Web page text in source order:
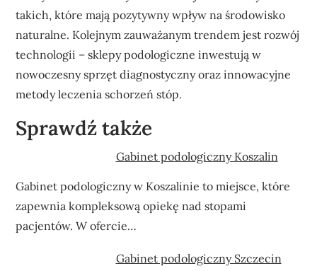
takich, które mają pozytywny wpływ na środowisko
naturalne. Kolejnym zauważanym trendem jest rozwój
technologii – sklepy podologiczne inwestują w
nowoczesny sprzęt diagnostyczny oraz innowacyjne
metody leczenia schorzeń stóp.
Sprawdź także
Gabinet podologiczny Koszalin
Gabinet podologiczny w Koszalinie to miejsce, które
zapewnia kompleksową opiekę nad stopami
pacjentów. W ofercie…
Gabinet podologiczny Szczecin